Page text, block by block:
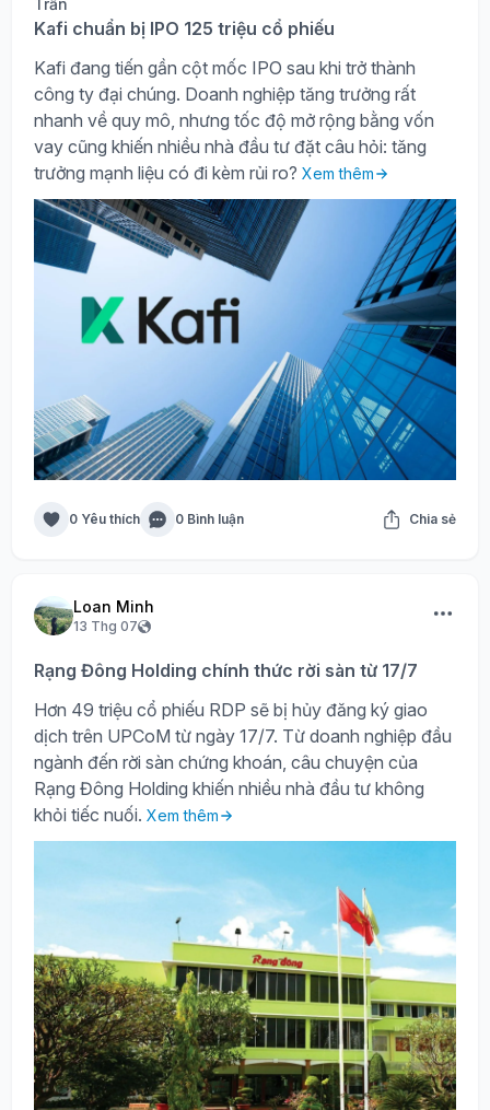
Kafi chuẩn bị IPO 125 triệu cổ phiếu
Kafi đang tiến gần cột mốc IPO sau khi trở thành
công ty đại chúng. Doanh nghiệp tăng trưởng rất
nhanh về quy mô, nhưng tốc độ mở rộng bằng vốn
vay cũng khiến nhiều nhà đầu tư đặt câu hỏi: tăng
trưởng mạnh liệu có đi kèm rủi ro? Xem thêm
0 Yêu thích 0 Bình luận Chia sẻ
Loan Minh
13 Thg 07
Rạng Đông Holding chính thức rời sàn từ 17/7
Hơn 49 triệu cổ phiếu RDP sẽ bị hủy đăng ký giao
dịch trên UPCoM từ ngày 17/7. Từ doanh nghiệp đầu
ngành đến rời sàn chứng khoán, câu chuyện của
Rạng Đông Holding khiến nhiều nhà đầu tư không
khỏi tiếc nuối. Xem thêm